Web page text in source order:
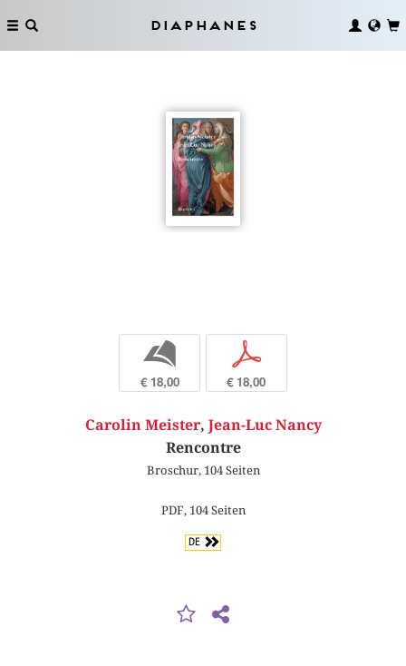
Diaphanes
b
€ 18,00
p
€ 18,00
Carolin Meister, Jean-Luc Nancy
Rencontre
Broschur, 104 Seiten
PDF, 104 Seiten
DE